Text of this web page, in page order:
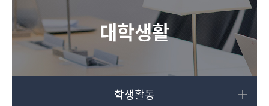
대학생활
학생활동